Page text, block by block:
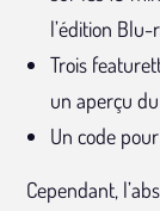
l’édition
Trois
un aperçu
Un code
Cependant,